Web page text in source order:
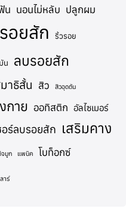
น นอนไม่หลับ ปลูกผม
รอยสัก ริ้วรอย
น ลบรอยสัก
าธิสั้น สิว สิวอุดตัน
กาย ออทิสติก อัลไซเมอร์
อร์ลบรอยสัก เสริมคาง
จมูก แพนิค โบท็อกซ์
าร์